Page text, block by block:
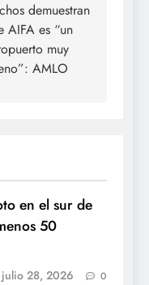
demuestran
AIFA es “un
muy
AMLO
en el sur de
50
julio 28, 2026 0